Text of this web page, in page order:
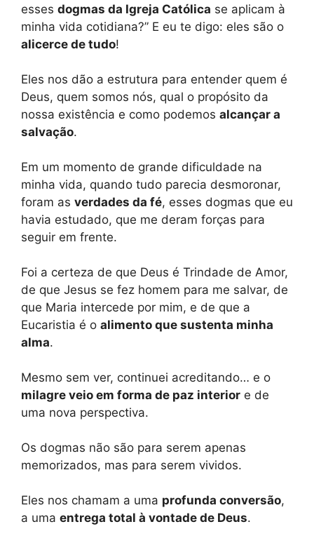
esses dogmas da Igreja Católica se aplicam à
minha vida cotidiana?” E eu te digo: eles são o
alicerce de tudo!
Eles nos dão a estrutura para entender quem é
Deus, quem somos nós, qual o propósito da
nossa existência e como podemos alcançar a
salvação.
Em um momento de grande dificuldade na
minha vida, quando tudo parecia desmoronar,
foram as verdades da fé, esses dogmas que eu
havia estudado, que me deram forças para
seguir em frente.
Foi a certeza de que Deus é Trindade de Amor,
de que Jesus se fez homem para me salvar, de
que Maria intercede por mim, e de que a
Eucaristia é o alimento que sustenta minha
alma.
Mesmo sem ver, continuei acreditando… e o
milagre veio em forma de paz interior e de
uma nova perspectiva.
Os dogmas não são para serem apenas
memorizados, mas para serem vividos.
Eles nos chamam a uma profunda conversão,
a uma entrega total à vontade de Deus.